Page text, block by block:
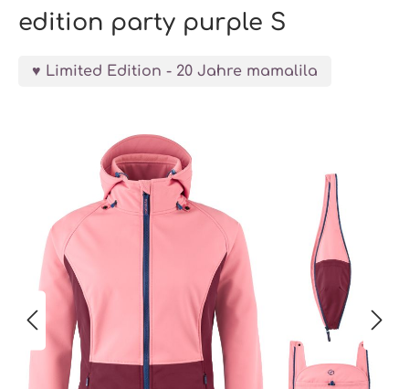
edition party purple S
Limited Edition - 20 Jahre mamalila
Bildergalerie überspringen